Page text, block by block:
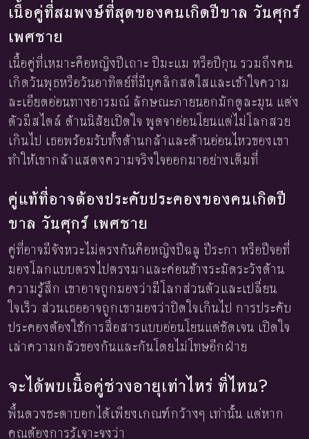
เนื้อคู่ที่สมพงษ์ที่สุดของคนเกิดปีขาล วันศุกร์
เพศชาย
เนื้อคู่ที่เหมาะคือหญิงปีเถาะ ปีมะแม หรือปีกุน รวมถึงคน
เกิดวันพุธหรือวันอาทิตย์ที่มีบุคลิกสดใสและเข้าใจความ
ละเอียดอ่อนทางอารมณ์ ลักษณะภายนอกมักดูละมุน แต่ง
ตัวมีสไตล์ ด้านนิสัยเปิดใจ พูดจาอ่อนโยนแต่ไม่โลกสวย
เกินไป เธอพร้อมรับทั้งด้านกล้าและด้านอ่อนไหวของเขา
ทำให้เขากล้าแสดงความจริงใจออกมาอย่างเต็มที่
คู่แท้ที่อาจต้องประคับประคองของคนเกิดปี
ขาล วันศุกร์ เพศชาย
คู่ที่อาจมีจังหวะไม่ตรงกันคือหญิงปีฉลู ปีระกา หรือปีจอที่
มองโลกแบบตรงไปตรงมาและค่อนข้างระมัดระวังด้าน
ความรู้สึก เขาอาจถูกมองว่ามีโลกส่วนตัวและเปลี่ยน
ใจเร็ว ส่วนเธออาจถูกเขามองว่าปิดใจเกินไป การประคับ
ประคองต้องใช้การสื่อสารแบบอ่อนโยนแต่ชัดเจน เปิดใจ
เล่าความกลัวของกันและกันโดยไม่โทษอีกฝ่าย
จะได้พบเนื้อคู่ช่วงอายุเท่าไหร่ ที่ไหน?
พื้นดวงชะตาบอกได้เพียงเกณฑ์กว้างๆ เท่านั้น แต่หาก
คุณต้องการรู้เจาะจงว่า